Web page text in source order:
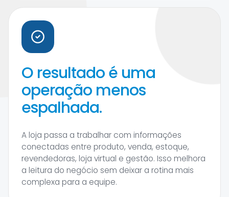
O resultado é uma
operação menos
espalhada.
A loja passa a trabalhar com informações
conectadas entre produto, venda, estoque,
revendedoras, loja virtual e gestão. Isso melhora
a leitura do negócio sem deixar a rotina mais
complexa para a equipe.